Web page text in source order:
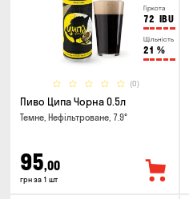
Гіркота
72 IBU
Щільність
21 %
(0)
Пиво Ципа Чорна 0.5л
Темне, Нефільтроване, 7.9°
95,00
грн за 1 шт